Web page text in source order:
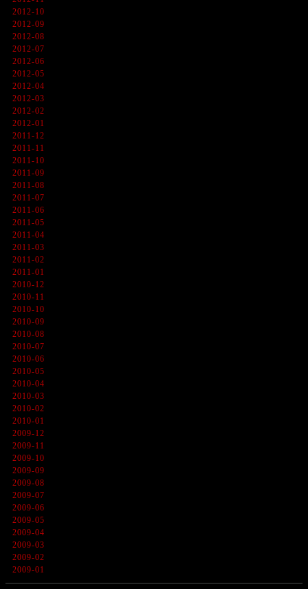
2012-10
2012-09
2012-08
2012-07
2012-06
2012-05
2012-04
2012-03
2012-02
2012-01
2011-12
2011-11
2011-10
2011-09
2011-08
2011-07
2011-06
2011-05
2011-04
2011-03
2011-02
2011-01
2010-12
2010-11
2010-10
2010-09
2010-08
2010-07
2010-06
2010-05
2010-04
2010-03
2010-02
2010-01
2009-12
2009-11
2009-10
2009-09
2009-08
2009-07
2009-06
2009-05
2009-04
2009-03
2009-02
2009-01